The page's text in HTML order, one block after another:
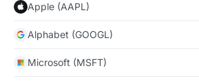
Apple (AAPL)
Alphabet (GOOGL)
Microsoft (MSFT)